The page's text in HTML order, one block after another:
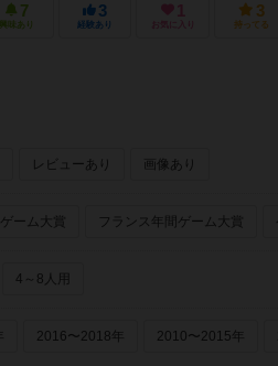
7
興味あり
3
経験あり
1
お気に入り
3
持ってる
レビューあり 画像あり
ーム大賞 フランス年間ゲーム大賞
4～8人用
2016〜2018年 2010〜2015年